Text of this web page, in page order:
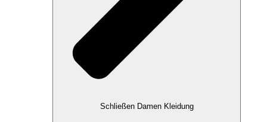
Schließen Damen Kleidung